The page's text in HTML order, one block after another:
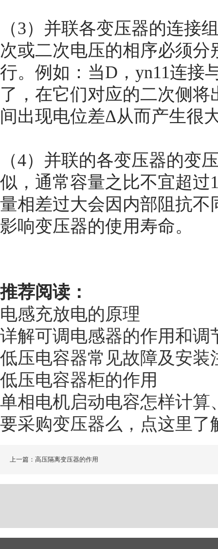
（3）并联各变压器的连接
次或二次电压的相序必须
行。例如：当D，yn11连接
了，在它们对应的二次侧将
间出现电位差Δ从而产生很
（4）并联的各变压器的变
似，通常容量之比不宜超过
量相差过大会因内部阻抗
影响变压器的使用寿命。
推荐阅读：
电感充放电的原理
详解可调电感器的作用和调
低压电容器常见故障及安装
低压电容器柜的作用
单相电机启动电容怎样计算
要采购变压器么，点这里了
上一篇：高压隔离变压器的作用